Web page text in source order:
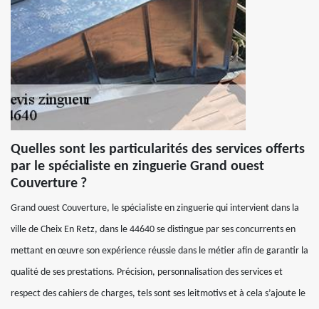
Quelles sont les particularités des services offerts
par le spécialiste en zinguerie Grand ouest
Couverture ?
Grand ouest Couverture, le spécialiste en zinguerie qui intervient dans la
ville de Cheix En Retz, dans le 44640 se distingue par ses concurrents en
mettant en œuvre son expérience réussie dans le métier afin de garantir la
qualité de ses prestations. Précision, personnalisation des services et
respect des cahiers de charges, tels sont ses leitmotivs et à cela s’ajoute le